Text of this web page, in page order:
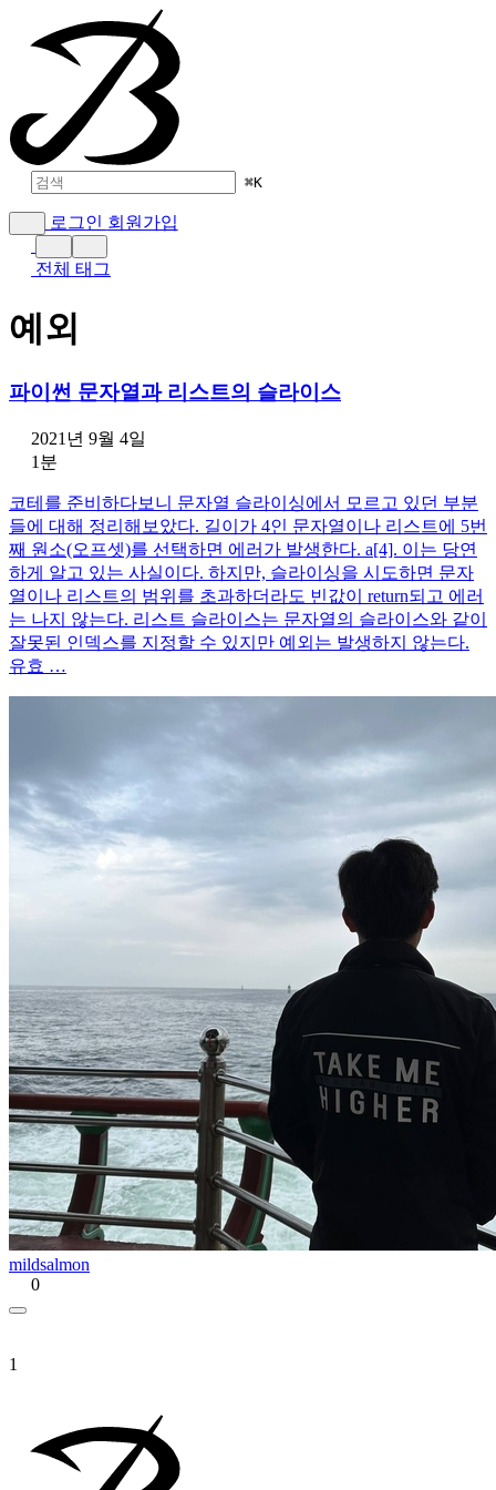
⌘K
로그인 회원가입
전체 태그
예외
파이썬 문자열과 리스트의 슬라이스
2021년 9월 4일
1분
코테를 준비하다보니 문자열 슬라이싱에서 모르고 있던 부분
들에 대해 정리해보았다. 길이가 4인 문자열이나 리스트에 5번
째 원소(오프셋)를 선택하면 에러가 발생한다. a[4]. 이는 당연
하게 알고 있는 사실이다. 하지만, 슬라이싱을 시도하면 문자
열이나 리스트의 범위를 초과하더라도 빈값이 return되고 에러
는 나지 않는다. 리스트 슬라이스는 문자열의 슬라이스와 같이
잘못된 인덱스를 지정할 수 있지만 예외는 발생하지 않는다.
유효 …
mildsalmon
0
1